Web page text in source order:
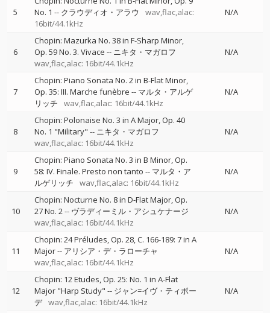
5
No. 1 -- クラウディオ・アラウ
wav,flac,alac:
16bit/44.1kHz
N/A
6
Chopin: Mazurka No. 38 in F-Sharp Minor,
Op. 59 No. 3. Vivace -- ニキタ・マガロフ
wav,flac,alac: 16bit/44.1kHz
N/A
7
Chopin: Piano Sonata No. 2 in B-Flat Minor,
Op. 35: III. Marche funèbre -- マルタ・アルゲ
リッチ
wav,flac,alac: 16bit/44.1kHz
N/A
8
Chopin: Polonaise No. 3 in A Major, Op. 40
No. 1 "Military" -- ニキタ・マガロフ
wav,flac,alac: 16bit/44.1kHz
N/A
9
Chopin: Piano Sonata No. 3 in B Minor, Op.
58: IV. Finale. Presto non tanto -- マルタ・ア
ルゲリッチ
wav,flac,alac: 16bit/44.1kHz
N/A
10
Chopin: Nocturne No. 8 in D-Flat Major, Op.
27 No. 2-- ヴラディーミル・アシュケナージ
wav,flac,alac: 16bit/44.1kHz
N/A
11
Chopin: 24 Préludes, Op. 28, C. 166-189: 7 in A
Major-- アリシア・デ・ラローチャ
wav,flac,alac: 16bit/44.1kHz
N/A
12
Chopin: 12 Etudes, Op. 25: No. 1 in A-Flat
Major "Harp Study" -- ジャン=イヴ・ティボー
デ wav,flac,alac: 16bit/44.1kHz
N/A